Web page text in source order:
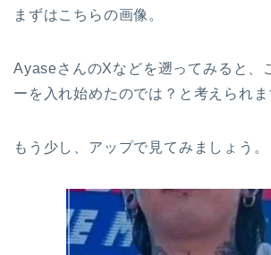
まずはこちらの画像。
AyaseさんのXなどを遡ってみると、
ーを入れ始めたのでは？と考えられま
もう少し、アップで見てみましょう。